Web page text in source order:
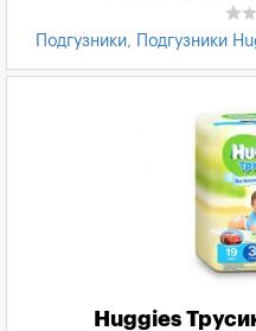
Подгузники, Подгузники
Huggies